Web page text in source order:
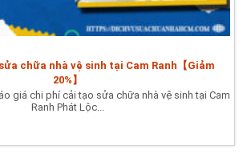
chữa nhà vệ sinh tại Cam Ranh【Giảm
20%】
giá chi phí cải tạo sửa chữa nhà vệ sinh tại Cam
Ranh Phát Lộc...